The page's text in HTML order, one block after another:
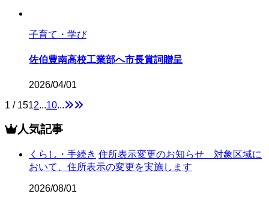
子育て・学び
佐伯豊南高校工業部へ市長賞詞贈呈
2026/04/01
1 / 1512...10...
人気記事
くらし・手続き 住所表示変更のお知らせ 対象区域に
おいて、住所表示の変更を実施します
2026/08/01